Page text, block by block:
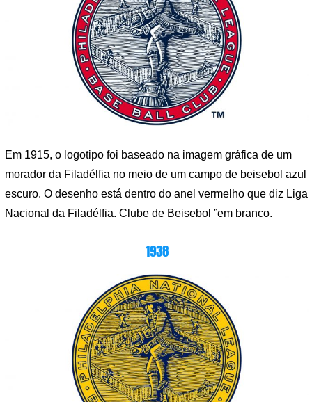
Em 1915, o logotipo foi baseado na imagem gráfica de um
morador da Filadélfia no meio de um campo de beisebol azul
escuro. O desenho está dentro do anel vermelho que diz Liga
Nacional da Filadélfia. Clube de Beisebol ”em branco.
1938